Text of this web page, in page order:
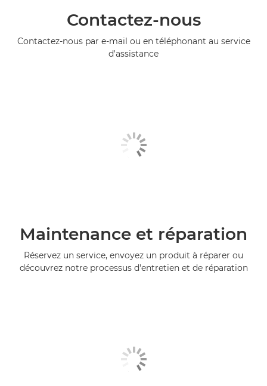
Contactez-nous
Contactez-nous par e-mail ou en téléphonant au service
d'assistance
Maintenance et réparation
Réservez un service, envoyez un produit à réparer ou
découvrez notre processus d'entretien et de réparation